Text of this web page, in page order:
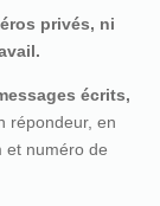
privés, ni
écrits,
répondeur, en
et numéro de